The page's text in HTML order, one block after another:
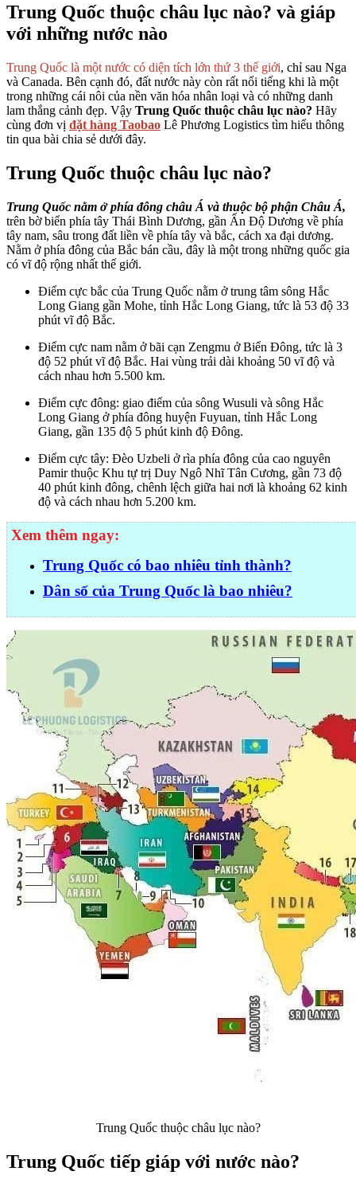
Trung Quốc thuộc châu lục nào? và giáp
với những nước nào
Trung Quốc là một nước có diện tích lớn thứ 3 thế giới, chỉ sau Nga
và Canada. Bên cạnh đó, đất nước này còn rất nổi tiếng khi là một
trong những cái nôi của nền văn hóa nhân loại và có những danh
lam thắng cảnh đẹp. Vậy Trung Quốc thuộc châu lục nào? Hãy
cùng đơn vị đặt hàng Taobao Lê Phương Logistics tìm hiểu thông
tin qua bài chia sẻ dưới đây.
Trung Quốc thuộc châu lục nào?
Trung Quốc nằm ở phía đông châu Á và thuộc bộ phận Châu Á,
trên bờ biển phía tây Thái Bình Dương, gần Ấn Độ Dương về phía
tây nam, sâu trong đất liền về phía tây và bắc, cách xa đại dương.
Nằm ở phía đông của Bắc bán cầu, đây là một trong những quốc gia
có vĩ độ rộng nhất thế giới.
Điểm cực bắc của Trung Quốc nằm ở trung tâm sông Hắc
Long Giang gần Mohe, tỉnh Hắc Long Giang, tức là 53 độ 33
phút vĩ độ Bắc.
Điểm cực nam nằm ở bãi cạn Zengmu ở Biển Đông, tức là 3
độ 52 phút vĩ độ Bắc. Hai vùng trải dài khoảng 50 vĩ độ và
cách nhau hơn 5.500 km.
Điểm cực đông: giao điểm của sông Wusuli và sông Hắc
Long Giang ở phía đông huyện Fuyuan, tỉnh Hắc Long
Giang, gần 135 độ 5 phút kinh độ Đông.
Điểm cực tây: Đèo Uzbeli ở rìa phía đông của cao nguyên
Pamir thuộc Khu tự trị Duy Ngô Nhĩ Tân Cương, gần 73 độ
40 phút kinh đông, chênh lệch giữa hai nơi là khoảng 62 kinh
độ và cách nhau hơn 5.200 km.
Xem thêm ngay:
Trung Quốc có bao nhiêu tỉnh thành?
Dân số của Trung Quốc là bao nhiêu?
Trung Quốc thuộc châu lục nào?
Trung Quốc tiếp giáp với nước nào?